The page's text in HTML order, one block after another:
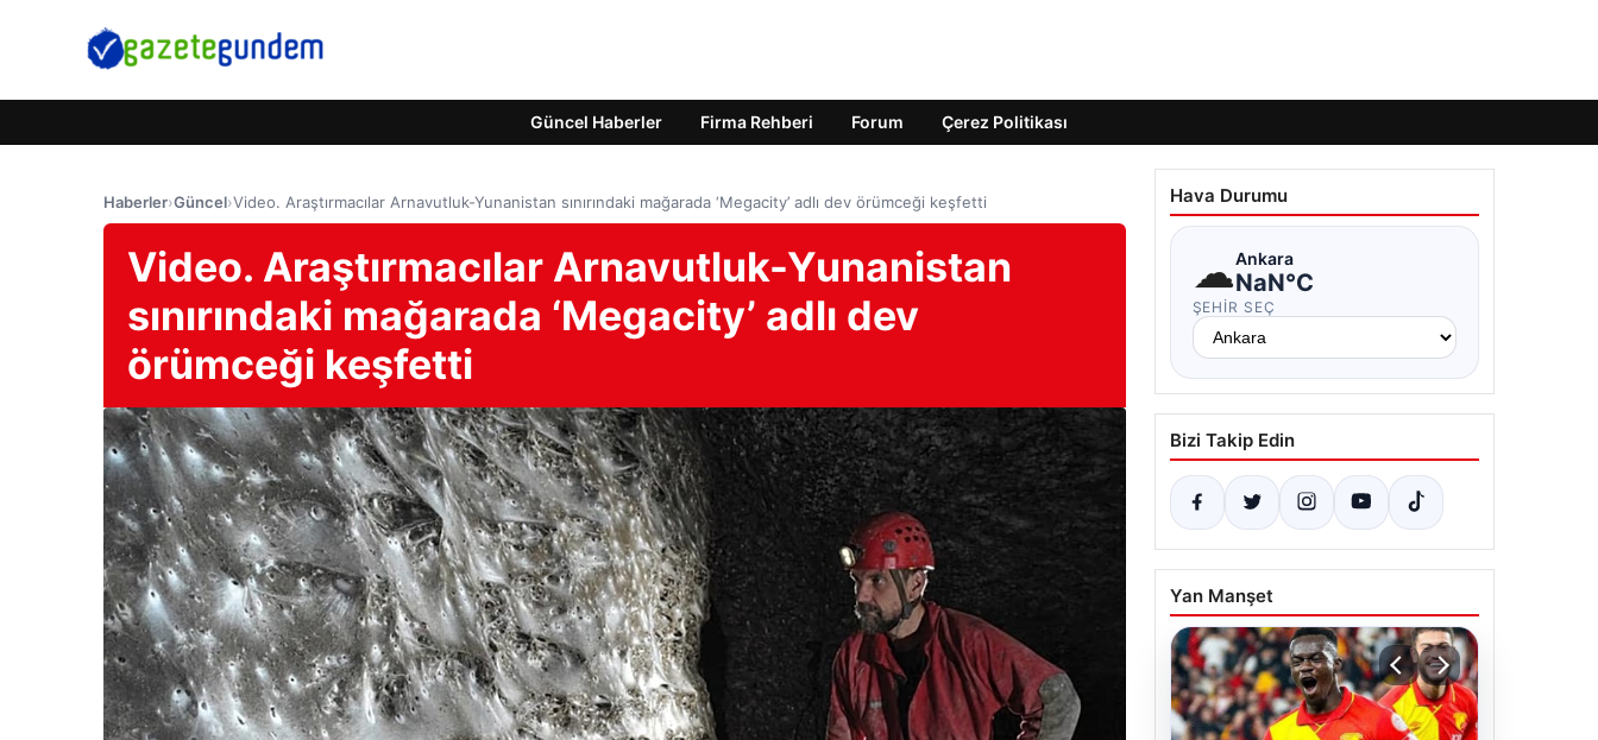
Güncel Haberler Firma Rehberi Forum Çerez Politikası
Haberler›Güncel›Video. Araştırmacılar Arnavutluk-Yunanistan sınırındaki mağarada ‘Megacity’ adlı dev örümceği keşfetti
Video. Araştırmacılar Arnavutluk-Yunanistan
sınırındaki mağarada ‘Megacity’ adlı dev
örümceği keşfetti
Hava Durumu
☁Ankara
NaN°C
ŞEHIR SEÇ
Bizi Takip Edin
Yan Manşet